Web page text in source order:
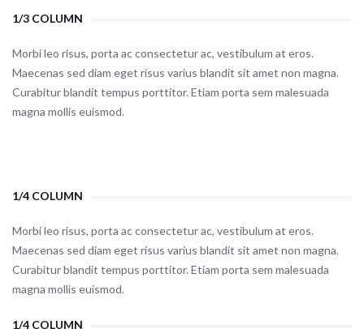
1/3 COLUMN
Morbi leo risus, porta ac consectetur ac, vestibulum at eros.
Maecenas sed diam eget risus varius blandit sit amet non magna.
Curabitur blandit tempus porttitor. Etiam porta sem malesuada
magna mollis euismod.
1/4 COLUMN
Morbi leo risus, porta ac consectetur ac, vestibulum at eros.
Maecenas sed diam eget risus varius blandit sit amet non magna.
Curabitur blandit tempus porttitor. Etiam porta sem malesuada
magna mollis euismod.
1/4 COLUMN